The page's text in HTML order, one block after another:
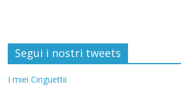
Segui i nostri tweets
I miei Cinguettii